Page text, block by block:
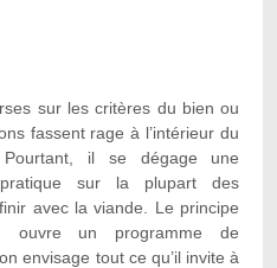
sur les critères du bien ou
fassent rage à l’intérieur du
Pourtant, il se dégage une
pratique sur la plupart des
avec la viande. Le principe
ouvre un programme de
envisage tout ce qu’il invite à